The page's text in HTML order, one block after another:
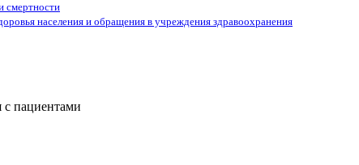
смертности
населения и обращения в учреждения здравоохранения
пациентами